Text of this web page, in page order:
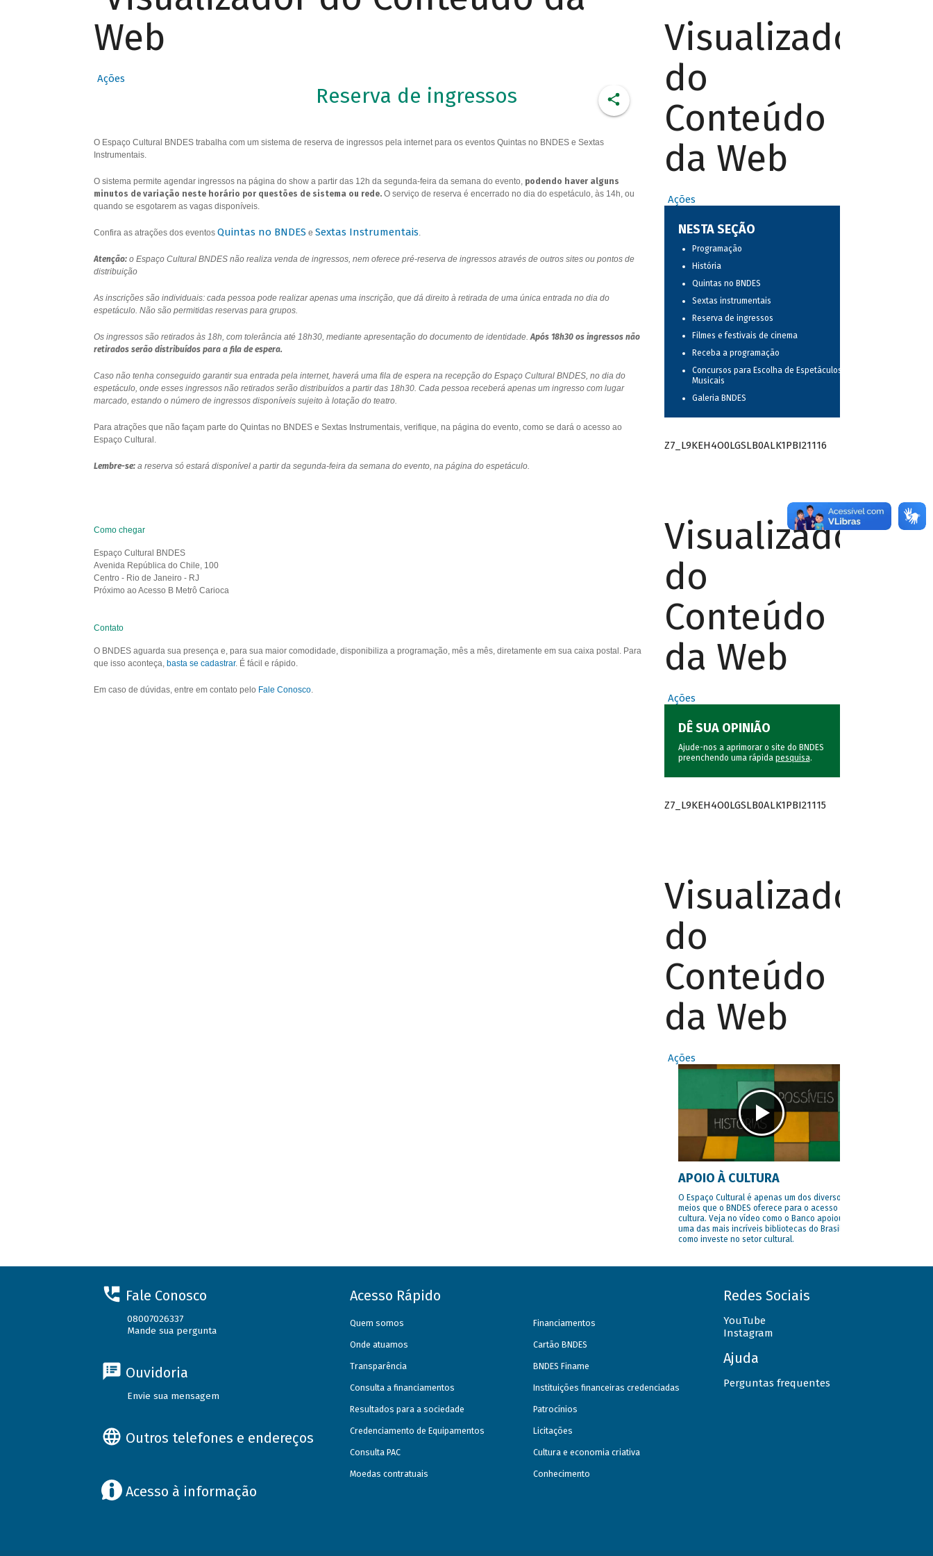
Web
Ações
Reserva de ingressos
O Espaço Cultural BNDES trabalha com um sistema de reserva de ingressos pela internet para os eventos Quintas no BNDES e Sextas
Instrumentais.
O sistema permite agendar ingressos na página do show a partir das 12h da segunda-feira da semana do evento, podendo haver alguns
minutos de variação neste horário por questões de sistema ou rede.O serviço de reserva é encerrado no dia do espetáculo, às 14h, ou
quando se esgotarem as vagas disponíveis.
Confira as atrações dos eventos Quintas no BNDES e Sextas Instrumentais.
Atenção:o Espaço Cultural BNDES não realiza venda de ingressos, nem oferece pré-reserva de ingressos através de outros sites ou pontos de
distribuição
As inscrições são individuais: cada pessoa pode realizar apenas uma inscrição, que dá direito à retirada de uma única entrada no dia do
espetáculo. Não são permitidas reservas para grupos.
Os ingressos são retirados às 18h, com tolerância até 18h30, mediante apresentação do documento de identidade.Após 18h30 os ingressos não
retirados serão distribuídos para a fila de espera.
Caso não tenha conseguido garantir sua entrada pela internet, haverá uma fila de espera na recepção do Espaço Cultural BNDES, no dia do
espetáculo, onde esses ingressos não retirados serão distribuídos a partir das 18h30. Cada pessoa receberá apenas um ingresso com lugar
marcado, estando o número de ingressos disponíveis sujeito à lotação do teatro.
Para atrações que não façam parte do Quintas no BNDES e Sextas Instrumentais, verifique, na página do evento, como se dará o acesso ao
Espaço Cultural.
Lembre-se:a reserva só estará disponível a partir da segunda-feira da semana do evento, na página do espetáculo.
Como chegar
Espaço Cultural BNDES
Avenida República do Chile, 100
Centro - Rio de Janeiro - RJ
Próximo ao Acesso B Metrô Carioca
Contato
O BNDES aguarda sua presença e, para sua maior comodidade, disponibiliza a programação, mês a mês, diretamente em sua caixa postal. Para
que isso aconteça, basta se cadastrar. É fácil e rápido.
Em caso de dúvidas, entre em contato pelo Fale Conosco.
Visualizador
do
Conteúdo
da Web
Ações
NESTA SEÇÃO
Programação
História
Quintas no BNDES
Sextas instrumentais
Reserva de ingressos
Filmes e festivais de cinema
Receba a programação
Concursos para Escolha de Espetáculos
Musicais
Galeria BNDES
Z7_L9KEH4O0LGSLB0ALK1PBI21116
Visualizador
do
Conteúdo
da Web
Ações
DÊ SUA OPINIÃO
Ajude-nos a aprimorar o site do BNDES
preenchendo uma rápida pesquisa.
Z7_L9KEH4O0LGSLB0ALK1PBI21115
Visualizador
do
Conteúdo
da Web
Ações
APOIO À CULTURA
O Espaço Cultural é apenas um dos diversos
meios que o BNDES oferece para o acesso à
cultura. Veja no vídeo como o Banco apoiou
uma das mais incríveis bibliotecas do Brasil e
como investe no setor cultural.
Fale Conosco
08007026337
Mande sua pergunta
Ouvidoria
Envie sua mensagem
Outros telefones e endereços
Acesso à informação
Acesso Rápido
Quem somos
Onde atuamos
Transparência
Consulta a financiamentos
Resultados para a sociedade
Credenciamento de Equipamentos
Consulta PAC
Moedas contratuais
Financiamentos
Cartão BNDES
BNDES Finame
Instituições financeiras credenciadas
Patrocínios
Licitações
Cultura e economia criativa
Conhecimento
Redes Sociais
YouTube
Instagram
Ajuda
Perguntas frequentes